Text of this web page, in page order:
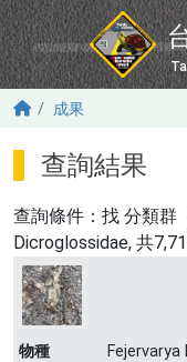
移至主內容
成果
查詢結果
查詢條件：找 分類群
Dicroglossidae, 共
物種